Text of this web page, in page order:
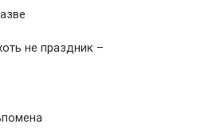
не праздник –